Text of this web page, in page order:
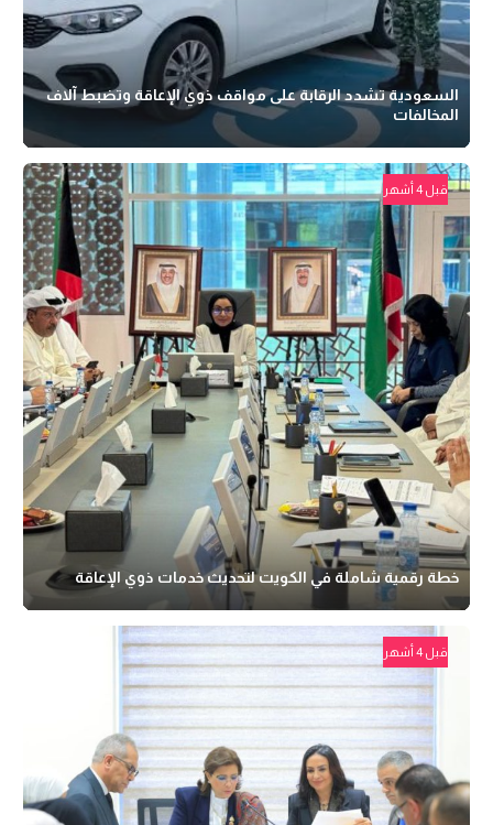
السعودية تشدد الرقابة على مواقف ذوي الإعاقة وتضبط آلاف
المخالفات
قبل 4 أشهر
خطة رقمية شاملة في الكويت لتحديث خدمات ذوي الإعاقة
قبل 4 أشهر